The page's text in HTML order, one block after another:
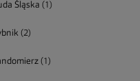
Śląska (1)
(2)
(1)